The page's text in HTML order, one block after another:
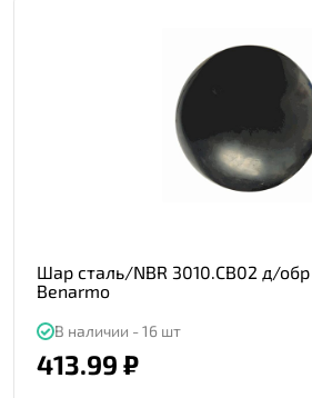
Шар сталь/NBR 3010.СB02 д/
Benarmo
В наличии - 16 шт
413.99 ₽